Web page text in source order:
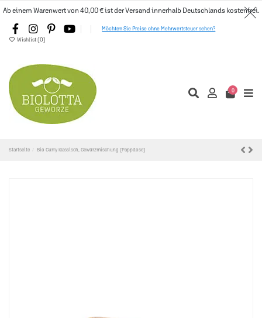
Ab einem Warenwert von 40,00 € ist der Versand innerhalb Deutschlands kostenfrei.
Möchten Sie Preise ohne Mehrwertsteuer sehen?
Wishlist (0)
0
Startseite Bio Curry klassisch, Gewürzmischung (Pappdose)